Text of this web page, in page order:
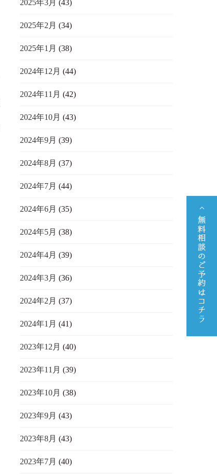
2025年3月 (43)
2025年2月 (34)
2025年1月 (38)
2024年12月 (44)
2024年11月 (42)
2024年10月 (43)
2024年9月 (39)
2024年8月 (37)
2024年7月 (44)
2024年6月 (35)
2024年5月 (38)
2024年4月 (39)
2024年3月 (36)
2024年2月 (37)
2024年1月 (41)
2023年12月 (40)
2023年11月 (39)
2023年10月 (38)
2023年9月 (43)
2023年8月 (43)
2023年7月 (40)